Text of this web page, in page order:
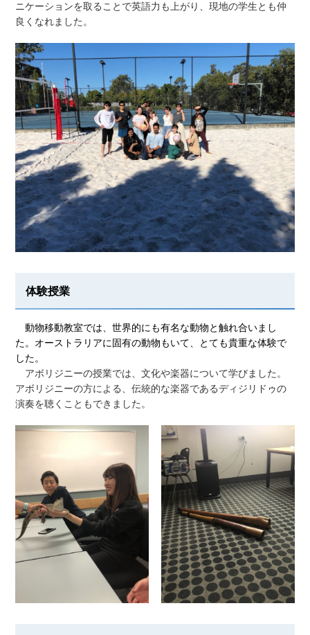
ニケーションを取ることで英語力も上がり、現地の学生とも仲
良くなれました。
体験授業
動物移動教室では、世界的にも有名な動物と触れ合いまし
た。オーストラリアに固有の動物もいて、とても貴重な体験で
した。
アボリジニーの授業では、文化や楽器について学びました。
アボリジニーの方による、伝統的な楽器であるディジリドゥの
演奏を聴くこともできました。